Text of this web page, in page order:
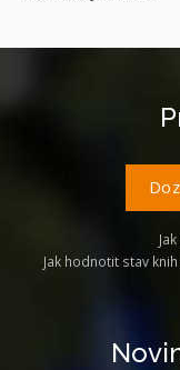
Jak hodnotit stav